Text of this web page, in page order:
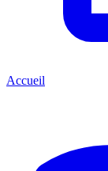
Accueil